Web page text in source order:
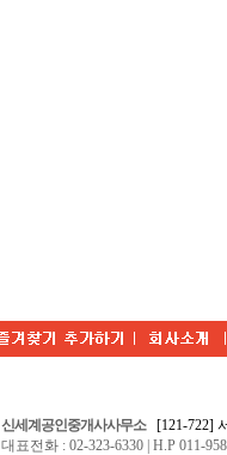
신세계공인중개사사무소[121-722]
대표전화 : 02-323-6330 | H.P 011-